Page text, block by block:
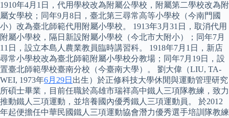
1910年4月1日，代用學校改為附屬公學校，附屬第二學校改為附
屬女學校；同年9月8日，臺北第三尋常高等小學校（今南門國
小）改為臺北師範代用附屬小學校。 1913年3月31日，取消代用
附屬小學校，隔日新設附屬小學校（今北市大附小）；同年7月
11日，設立本島人農業教員臨時講習科。 1918年7月1日，新店
尋常小學校改為臺北師範附屬小學校分教場；同年7月19日，設
置臺北師範學校臺南分校（今臺南大學）。 劉大偉（LIU, TA-
WEI, 1973年6月29日 出生）於正修科技大學休閒與運動管理研究
所碩士畢業，目前任職於高雄市瑞祥高中鐵人三項隊教練，致力
推動鐵人三項運動，並培養國內優秀鐵人三項運動員。 於2012
年起便擔任中華民國鐵人三項運動協會潛力優秀選手培訓隊教練